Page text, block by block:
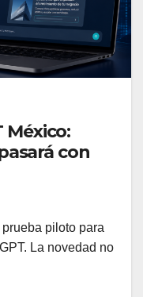
México:
con
piloto para
La novedad no